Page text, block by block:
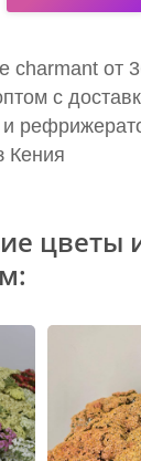
charmant от
с
Кения
цветы